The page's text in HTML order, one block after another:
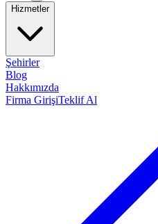
Hizmetler
Şehirler
Blog
Hakkımızda
Firma GirişiTeklif Al